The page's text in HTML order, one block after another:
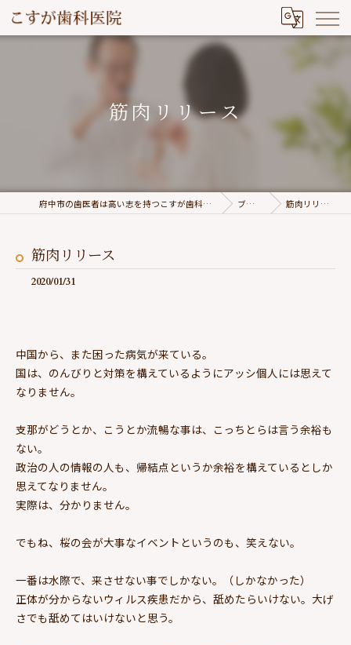
筋肉リリース
府中市の歯医者は高い志を持つこすが歯科医院 ブログ 筋肉リリース
筋肉リリース
2020/01/31
中国から、また困った病気が来ている。
国は、のんびりと対策を構えているようにアッシ個人には思えて
なりません。
支那がどうとか、こうとか流暢な事は、こっちとらは言う余裕も
ない。
政治の人の情報の人も、帰結点というか余裕を構えているとしか
思えてなりません。
実際は、分かりません。
でもね、桜の会が大事なイベントというのも、笑えない。
一番は水際で、来させない事でしかない。（しかなかった）
正体が分からないウィルス疾患だから、舐めたらいけない。大げ
さでも舐めてはいけないと思う。